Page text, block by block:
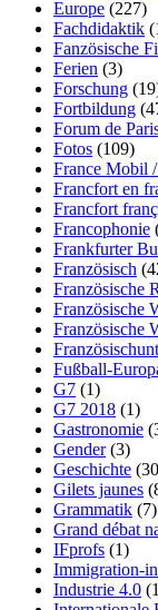
Europe (227)
Fachdidaktik
Fanzösische
Ferien (3)
Forschung
Fortbildung
Forum de
Fotos (109)
France Mobil
Francfort en
Francfort
Francophonie
Frankfurter
Französisch
Französische
Französische
Französische
Fußball-
G7 (1)
G7 2018 (1)
Gastronomie
Gender(3)
Geschichte
Gilets jaunes
Grammatik (7)
Grand débat
IFprofs (1)
Immigration-
Industrie 4.0